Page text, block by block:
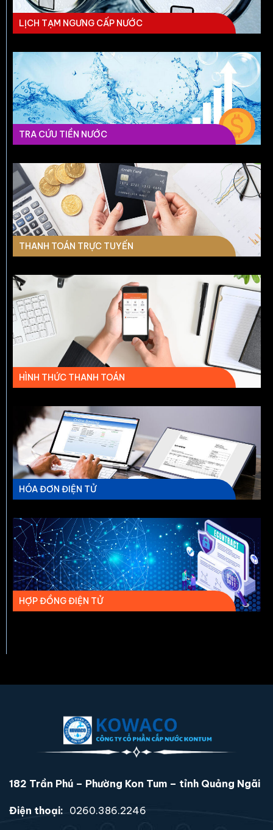
LỊCH TẠM NGƯNG CẤP NƯỚC
TRA CỨU TIỀN NƯỚC
THANH TOÁN TRỰC TUYẾN
HÌNH THỨC THANH TOÁN
HÓA ĐƠN ĐIỆN TỬ
HỢP ĐỒNG ĐIỆN TỬ
182 Trần Phú – Phường Kon Tum – tỉnh Quảng Ngãi
Điện thoại: 0260.386.2246